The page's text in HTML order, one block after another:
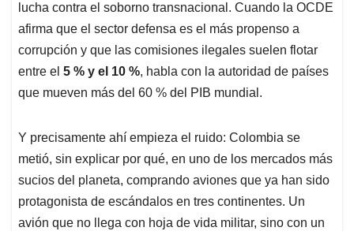
lucha contra el soborno transnacional. Cuando la OCDE
afirma que el sector defensa es el más propenso a
corrupción y que las comisiones ilegales suelen flotar
entre el 5 % y el 10 %, habla con la autoridad de países
que mueven más del 60 % del PIB mundial.
Y precisamente ahí empieza el ruido: Colombia se
metió, sin explicar por qué, en uno de los mercados más
sucios del planeta, comprando aviones que ya han sido
protagonista de escándalos en tres continentes. Un
avión que no llega con hoja de vida militar, sino con un